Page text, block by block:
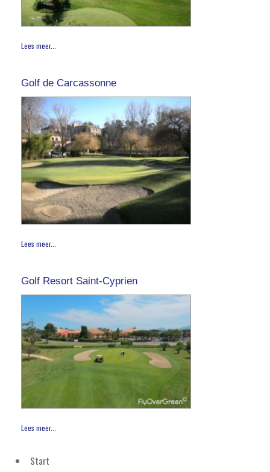
Lees meer...
Golf de Carcassonne
Lees meer...
Golf Resort Saint-Cyprien
Lees meer...
Start